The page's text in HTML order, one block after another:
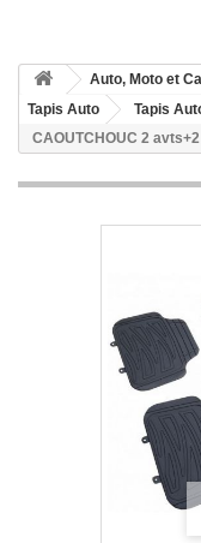
Auto, Moto et
Tapis Auto
Tapis
CAOUTCHOUC 2